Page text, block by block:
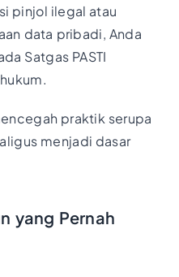
pinjol ilegal atau
data pribadi, Anda
Satgas PASTI
praktik serupa
menjadi dasar
yang Pernah